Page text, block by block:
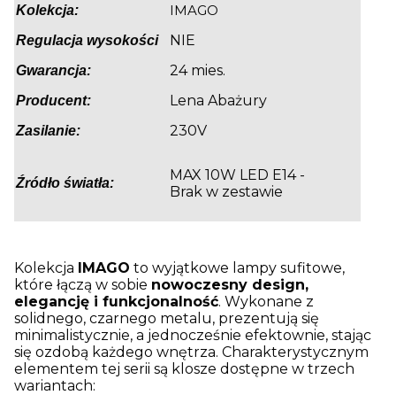
Kolekcja: IMAGO
Regulacja wysokości NIE
Gwarancja: 24 mies.
Producent: Lena Abażury
Zasilanie: 230V
Źródło światła:
MAX 10W LED E14 -
Brak w zestawie
Kolekcja IMAGO to wyjątkowe lampy sufitowe,
które łączą w sobie nowoczesny design,
elegancję i funkcjonalność. Wykonane z
solidnego, czarnego metalu, prezentują się
minimalistycznie, a jednocześnie efektownie, stając
się ozdobą każdego wnętrza. Charakterystycznym
elementem tej serii są klosze dostępne w trzech
wariantach: